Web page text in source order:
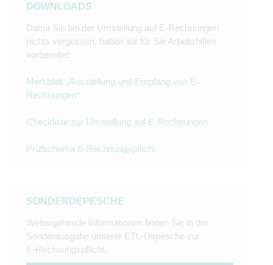
DOWNLOADS
Damit Sie bei der Umstellung auf E-Rechnungen
nichts vergessen, haben wir für Sie Arbeitshilfen
vorbereitet:
Merkblatt „Ausstellung und Empfang von E-
Rechnungen“
Checkliste zur Umstellung auf E-Rechnungen
Prüfschema E-Rechnungspflicht
SONDERDEPESCHE
Weitergehende Informationen finden Sie in der
Sonderausgabe unserer ETL-Depesche zur
E-Rechnungspflicht.